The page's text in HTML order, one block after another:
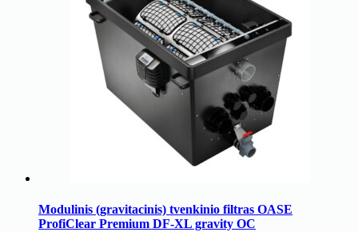
Modulinis (gravitacinis) tvenkinio filtras OASE
ProfiClear Premium DF-XL gravity OC